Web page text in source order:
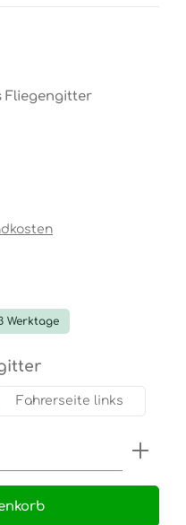
Fliegengitter
von 5 von 5 Sternen
Werktage
auswählen
Fahrerseite links
gewünschten